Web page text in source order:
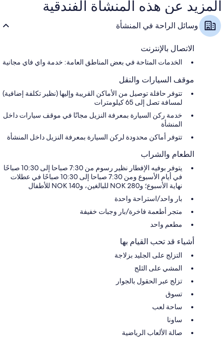
المزيد عن هذه المنشأة الفندقية
وسائل الراحة في المنشأة
الاتصال بالإنترنت
الخدمات المتاحة في بعض المناطق العامة: خدمة واي فاي مجانية
موقف السيارات والنقل
تتوفر حافلة توصيل من الأماكن القريبة وإليها (نظير تكلفة إضافية)
لمسافة تصل إلى 65 كيلومترات
خدمة ركن السيارة بمعرفة النزيل مجانًا في موقف سيارات داخل
المنشأة
تتوفر أماكن محدودة لركن السيارة بمعرفة النزيل داخل المنشأة
الطعام والشراب
يتوفر بوفيه الإفطار نظير رسوم من 7:30 صباحا إلى 10:30 صباحًا
في أيام الأسبوع ومن 7:30 صباحا إلى 10:30 صباحًا في عطلات
نهاية الأسبوع؛ و280 NOK للبالغين، و140 NOK للأطفال
بار واحد/استراحة واحدة
متجر أطعمة فاخرة/بار وجبات خفيفة
مطعم واحد
أشياء قد تحب القيام بها
التزلج على الجليد بزلاجة
المشي على الثلج
تزلج عبر الحقول بالجوار
تسوق
ساحة لعب
ساونا
صالة الألعاب الرياضية